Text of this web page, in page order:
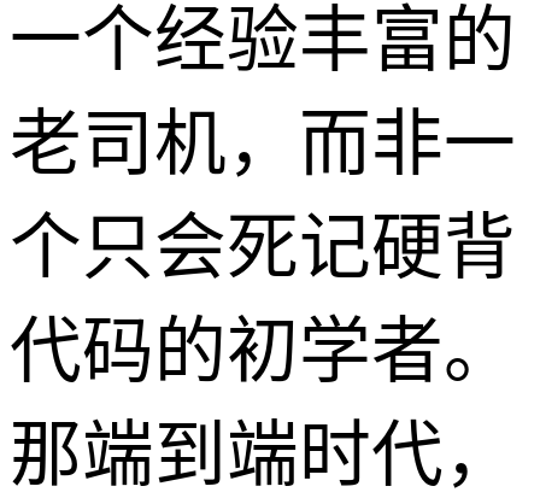
一个经验丰富的
老司机，而非一
个只会死记硬背
代码的初学者。
那端到端时代，